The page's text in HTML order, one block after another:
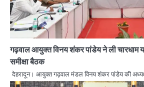
गढ़वाल आयुक्त विनय शंकर पांडेय ने ली चारधाम
समीक्षा बैठक
देहरादून। आयुक्त गढ़वाल मंडल विनय शंकर पांडेय की